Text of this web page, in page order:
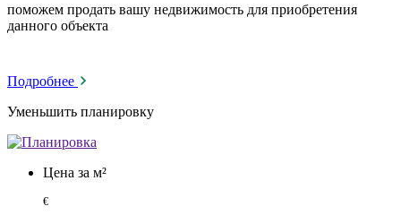
поможем продать вашу недвижимость для приобретения
данного объекта
Подробнее
Уменьшить планировку
Цена за м²
€